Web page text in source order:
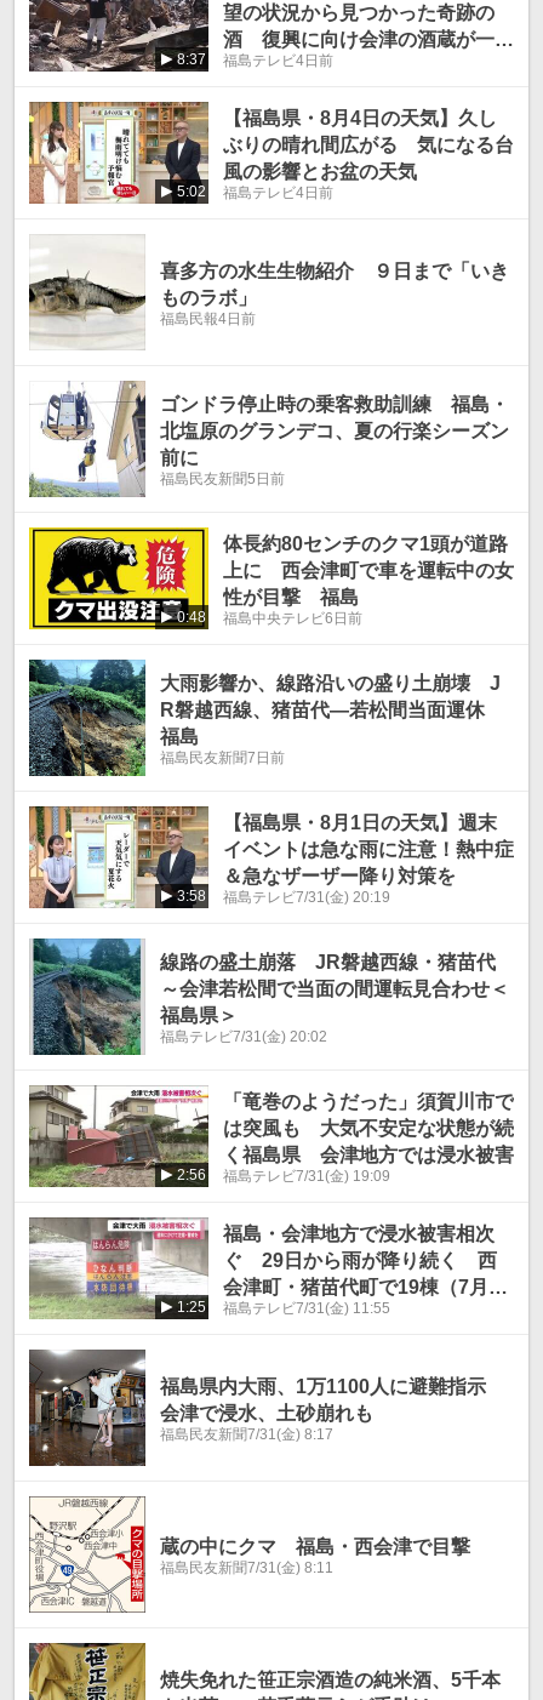
8:37
望の状況から見つかった奇跡の
酒 復興に向け会津の酒蔵が一致
団結
福島テレビ4日前
5:02
【福島県・8月4日の天気】久し
ぶりの晴れ間広がる 気になる台
風の影響とお盆の天気
福島テレビ4日前
喜多方の水生生物紹介 ９日まで「いき
ものラボ」
福島民報4日前
ゴンドラ停止時の乗客救助訓練 福島・
北塩原のグランデコ、夏の行楽シーズン
前に
福島民友新聞5日前
0:48
体長約80センチのクマ1頭が道路
上に 西会津町で車を運転中の女
性が目撃 福島
福島中央テレビ6日前
大雨影響か、線路沿いの盛り土崩壊 J
R磐越西線、猪苗代―若松間当面運休
福島
福島民友新聞7日前
3:58
【福島県・8月1日の天気】週末
イベントは急な雨に注意！熱中症
＆急なザーザー降り対策を
福島テレビ7/31(金) 20:19
線路の盛土崩落 JR磐越西線・猪苗代
～会津若松間で当面の間運転見合わせ＜
福島県＞
福島テレビ7/31(金) 20:02
2:56
「竜巻のようだった」須賀川市で
は突風も 大気不安定な状態が続
く福島県 会津地方では浸水被害
福島テレビ7/31(金) 19:09
1:25
福島・会津地方で浸水被害相次
ぐ 29日から雨が降り続く 西
会津町・猪苗代町で19棟（7月31
日時点）
福島テレビ7/31(金) 11:55
福島県内大雨、1万1100人に避難指示
会津で浸水、土砂崩れも
福島民友新聞7/31(金) 8:17
蔵の中にクマ 福島・西会津で目撃
福島民友新聞7/31(金) 8:11
焼失免れた笹正宗酒造の純米酒、5千本